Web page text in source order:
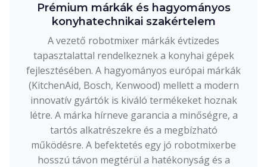
Prémium márkák és hagyományos
konyhatechnikai szakértelem
A vezető robotmixer márkák évtizedes
tapasztalattal rendelkeznek a konyhai gépek
fejlesztésében. A hagyományos európai márkák
(KitchenAid, Bosch, Kenwood) mellett a modern
innovatív gyártók is kiváló termékeket hoznak
létre. A márka hírneve garancia a minőségre, a
tartós alkatrészekre és a megbízható
működésre. A befektetés egy jó robotmixerbe
hosszú távon megtérül a hatékonyság és a